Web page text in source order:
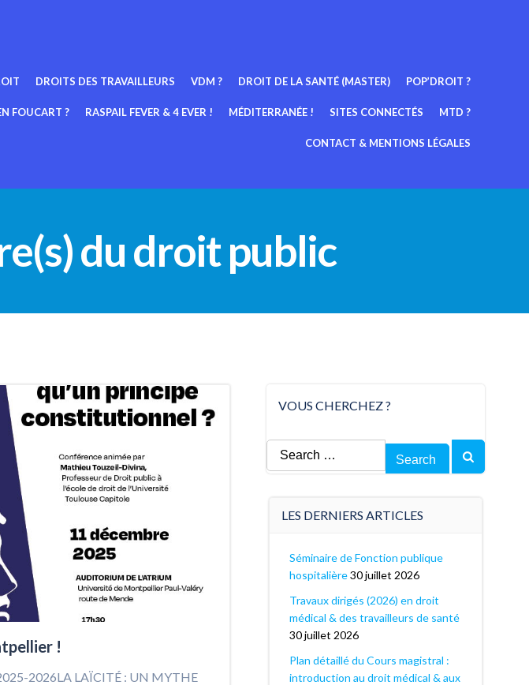
DROITS DES TRAVAILLEURS VDM ? DROIT DE LA SANTÉ (MASTER) POP’DROIT ?
FOUCART ? RASPAIL FEVER & 4 EVER ! MÉDITERRANÉE ! SITES CONNECTÉS MTD ?
CONTACT & MENTIONS LÉGALES
du droit public
!
2026LA LAÏCITÉ : UN MYTHE
VOUS CHERCHEZ ?
Search
for:
LES DERNIERS ARTICLES
Séminaire de Fonction publique
hospitalière 30 juillet 2026
Travaux dirigés (2026) en droit
médical & des travailleurs de santé
30 juillet 2026
Plan détaillé du Cours magistral :
introduction au droit médical & aux